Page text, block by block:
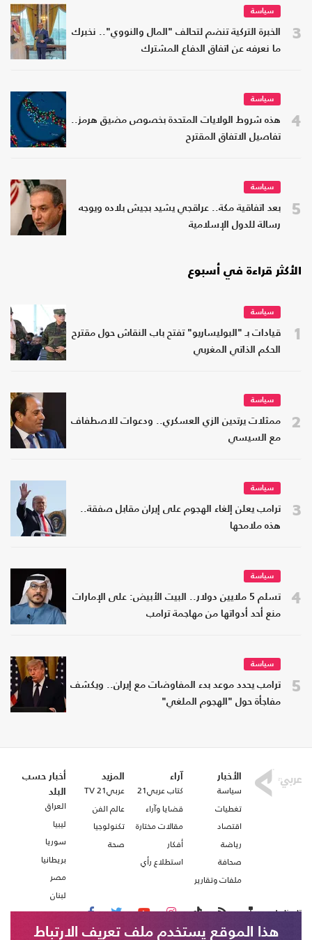
3
سياسة
الخبرة التركية تنضم لتحالف "المال والنووي".. نخبرك
ما نعرفه عن اتفاق الدفاع المشترك
4
سياسة
هذه شروط الولايات المتحدة بخصوص مضيق هرمز..
تفاصيل الاتفاق المقترح
5
سياسة
بعد اتفاقية مكة.. عراقجي يشيد بجيش بلاده ويوجه
رسالة للدول الإسلامية
الأكثر قراءة في أسبوع
1
سياسة
قيادات بـ "البوليساريو" تفتح باب النقاش حول مقترح
الحكم الذاتي المغربي
2
سياسة
ممثلات يرتدين الزي العسكري.. ودعوات للاصطفاف
مع السيسي
3
سياسة
ترامب يعلن إلغاء الهجوم على إيران مقابل صفقة..
هذه ملامحها
4
سياسة
تسلم 5 ملايين دولار.. البيت الأبيض: على الإمارات
منع أحد أدواتها من مهاجمة ترامب
5
سياسة
ترامب يحدد موعد بدء المفاوضات مع إيران.. ويكشف
مفاجأة حول "الهجوم الملغي"
الأخبار
سياسة
تغطيات
اقتصاد
رياضة
صحافة
ملفات وتقارير
آراء
كتاب عربي21
قضايا وآراء
مقالات مختارة
أفكار
استطلاع رأي
المزيد
عربي21 TV
عالم الفن
تكنولوجيا
صحة
أخبار حسب
البلد
العراق
ليبيا
سوريا
بريطانيا
مصر
لبنان
تابعنا على
هذا الموقع يستخدم ملف تعريف الارتباط